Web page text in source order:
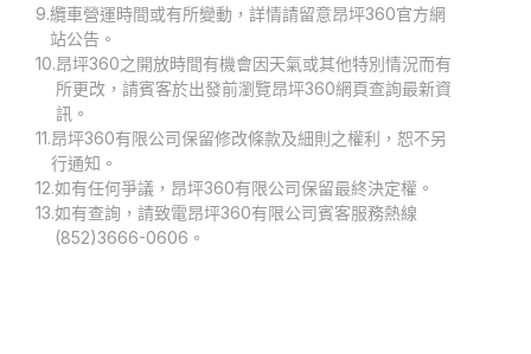
9.纜車營運時間或有所變動，詳情請留意昂坪360官方網
站公告。
10.昂坪360之開放時間有機會因天氣或其他特別情況而有
所更改，請賓客於出發前瀏覽昂坪360網頁查詢最新資
訊。
11.昂坪360有限公司保留修改條款及細則之權利，恕不另
行通知。
12.如有任何爭議，昂坪360有限公司保留最終決定權。
13.如有查詢，請致電昂坪360有限公司賓客服務熱線
(852)3666-0606。